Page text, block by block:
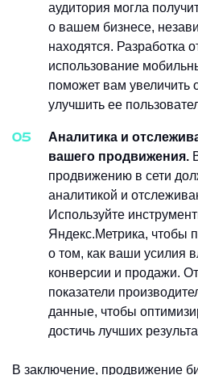
аудитория могла
о вашем бизнесе,
находятся. Разработка
использование
поможет вам увеличить
улучшить ее
Аналитика и
вашего продвижения.
продвижению в сети
аналитикой и
Используйте
Яндекс.Метрика, чтобы
о том, как ваши усилия
конверсии и продажи.
показатели
данные, чтобы
достичь лучших
В заключение, продвижение